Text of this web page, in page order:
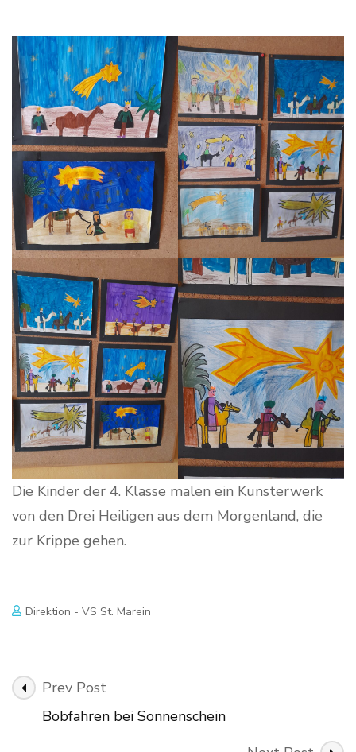
Die Kinder der 4. Klasse malen ein Kunsterwerk
von den Drei Heiligen aus dem Morgenland, die
zur Krippe gehen.
Direktion - VS St. Marein
Post
Navigation
Prev Post
Bobfahren bei Sonnenschein